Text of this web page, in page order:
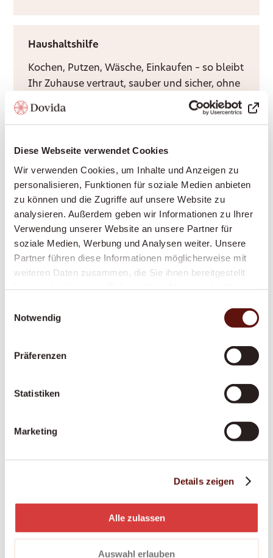
Diese Webseite verwendet Cookies
Wir verwenden Cookies, um Inhalte und Anzeigen zu
personalisieren, Funktionen für soziale Medien anbieten
zu können und die Zugriffe auf unsere Website zu
analysieren. Außerdem geben wir Informationen zu Ihrer
Verwendung unserer Website an unsere Partner für
soziale Medien, Werbung und Analysen weiter. Unsere
Partner führen diese Informationen möglicherweise mit
weiteren Daten zusammen, die Sie ihnen bereitgestellt
Notwendig
Präferenzen
Statistiken
Marketing
Details zeigen
Alle zulassen
Auswahl erlauben
Haushaltshilfe
Kochen, Putzen, Wäsche, Einkaufen – so bleibt
Ihr Zuhause vertraut, sauber und sicher, ohne
dass Sie es allein bewältigen müssen.
Demenzbetreuung
Eine feste, geduldige Betreuungsperson, die
Struktur, Sicherheit und Vertrautheit in den
Alltag bringt – speziell geschult im Umgang
mit Demenz.
Alltagsbegleitung
Gesicht im Alltag – gegen Einsamkeit und für
Ein reibungsloser, gut organisierter Übergang
nach dem Spitalaustritt – von der Abholung
bis zur Genesung zu Hause.
Ruhige Nächte für Sie und Ihre Angehörigen –
durch Rufbereitschaft oder aktive Sitzwache,